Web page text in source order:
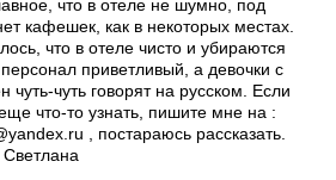
что в отеле не шумно, под
кафешек, как в некоторых местах.
что в отеле чисто и убираются
приветливый, а девочки с
чуть-чуть говорят на русском. Если
что-то узнать, пишите мне на :
, постараюсь рассказать.
Светлана